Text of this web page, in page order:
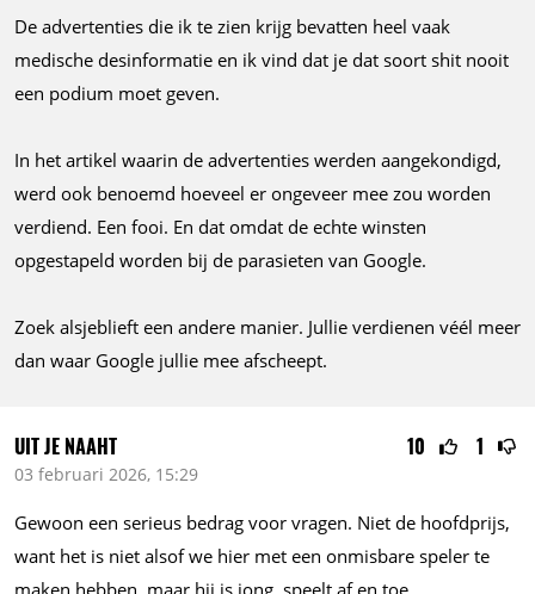
De advertenties die ik te zien krijg bevatten heel vaak
medische desinformatie en ik vind dat je dat soort shit nooit
een podium moet geven.
In het artikel waarin de advertenties werden aangekondigd,
werd ook benoemd hoeveel er ongeveer mee zou worden
verdiend. Een fooi. En dat omdat de echte winsten
opgestapeld worden bij de parasieten van Google.
Zoek alsjeblieft een andere manier. Jullie verdienen véél meer
dan waar Google jullie mee afscheept.
10 1
UIT JE NAAHT
03 februari 2026, 15:29
Gewoon een serieus bedrag voor vragen. Niet de hoofdprijs,
want het is niet alsof we hier met een onmisbare speler te
maken hebben, maar hij is jong, speelt af en toe,